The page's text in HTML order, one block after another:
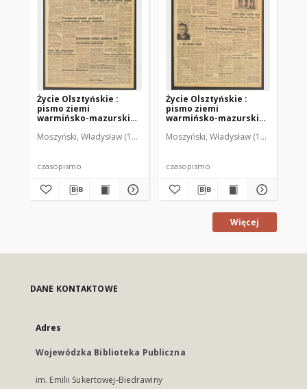
Życie Olsztyńskie :
pismo ziemi
warmińsko-mazurskiej,
Moszyński, Władysław (1922-2001). Red. Mroczkowski, Włodzimierz
czasopismo
Życie Olsztyńskie :
pismo ziemi
warmińsko-mazurskiej,
Moszyński, Władysław (1922-2001).
czasopismo
Więcej
DANE KONTAKTOWE
Adres
Wojewódzka Biblioteka Publiczna
im. Emilii Sukertowej-Biedrawiny